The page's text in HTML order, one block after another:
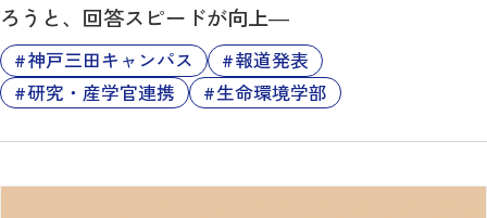
ろうと、回答スピードが向上―
神戸三田キャンパス
報道発表
研究・産学官連携
生命環境学部